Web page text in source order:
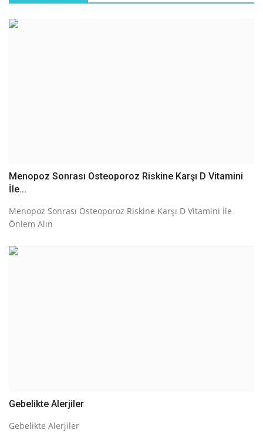
Menopoz Sonrası Osteoporoz Riskine Karşı D Vitamini
İle...
Menopoz Sonrası Osteoporoz Riskine Karşı D Vitamini İle
Önlem Alın
Gebelikte Alerjiler
Gebelikte Alerjiler